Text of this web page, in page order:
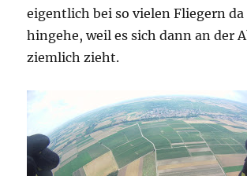
eigentlich bei so vielen Fliegern
hingehe, weil es sich dann an der
ziemlich zieht.